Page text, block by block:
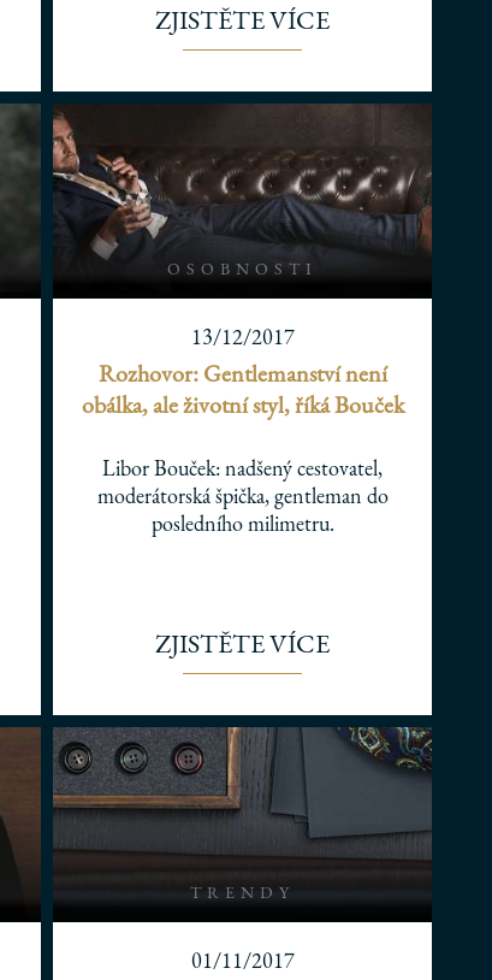
ZJISTĚTE VÍCE
OSOBNOSTI
13/12/2017
Rozhovor: Gentlemanství není
obálka, ale životní styl, říká Bouček
Libor Bouček: nadšený cestovatel,
moderátorská špička, gentleman do
posledního milimetru.
ZJISTĚTE VÍCE
TRENDY
01/11/2017